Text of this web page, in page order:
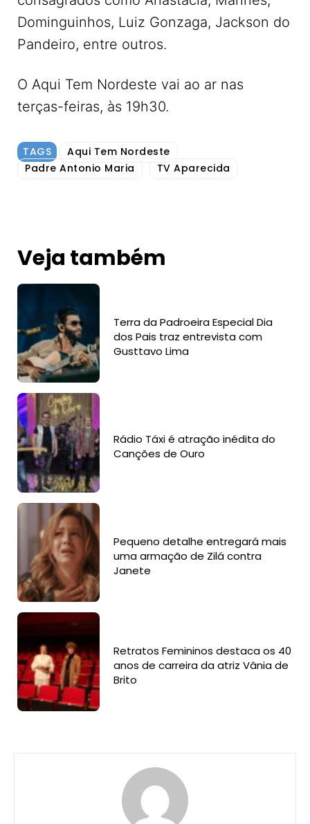
Dominguinhos, Luiz Gonzaga, Jackson do
Pandeiro, entre outros.
O Aqui Tem Nordeste vai ao ar nas
terças-feiras, às 19h30.
TAGS
Aqui Tem Nordeste
Padre Antonio Maria
TV Aparecida
Veja também
Terra da Padroeira Especial Dia
dos Pais traz entrevista com
Gusttavo Lima
Rádio Táxi é atração inédita do
Canções de Ouro
Pequeno detalhe entregará mais
uma armação de Zilá contra
Janete
Retratos Femininos destaca os 40
anos de carreira da atriz Vânia de
Brito